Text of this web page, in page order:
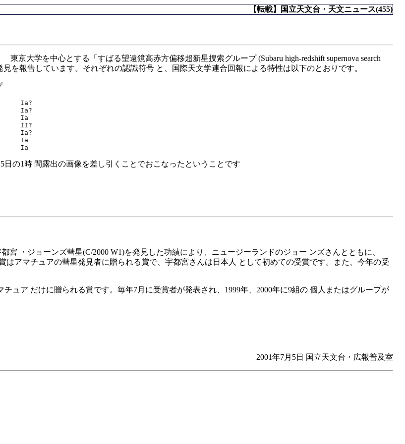
【転載】国立天文台・天文ニュース(455)
大学を中心とする「すばる望遠鏡高赤方偏移超新星捜索グループ (Subaru high-redshift supernova search
を報告しています。それぞれの認識符号 と、国際天文学連合回報による特性は以下のとおりです。
Ia?
Ia?
Ia
II?
Ia?
Ia
の1時 間露出の画像を差し引くことでおこなったということです
宮 ・ジョーンズ彗星(C/2000 W1)を発見した功績により、ニュージーランドのジョー ンズさんとともに、
はアマチュアの彗星発見者に贈られる賞で、宇都宮さんは日本人 として初めての受賞です。また、今年の受
ュア だけに贈られる賞です。毎年7月に受賞者が発表され、1999年、2000年に9組の 個人またはグループが
2001年7月5日 国立天文台・広報普及室